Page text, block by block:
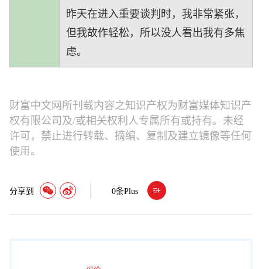
昨天在进入重要谈判时，我非常紧张，
但我故作轻松，所以没人看出我有多焦
虑。
财富中文网所刊载内容之知识产权为财富媒体知识产
权有限公司及/或相关权利人专属所有或持有。未经
许可，禁止进行转载、摘编、复制及建立镜像等任何
使用。
分享到 0条Plus